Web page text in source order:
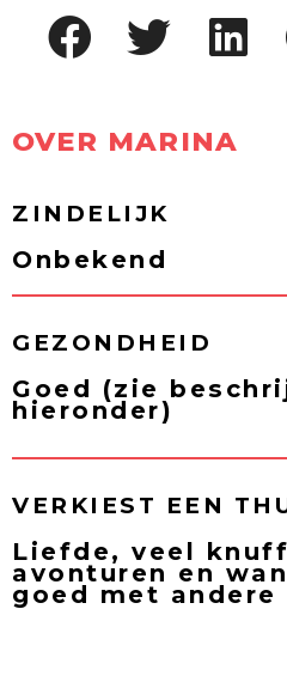
OVER MARINA
ZINDELIJK
Onbekend
GEZONDHEID
Goed (zie
hieronder)
VERKIEST EEN
Liefde, veel
avonturen en
goed met andere